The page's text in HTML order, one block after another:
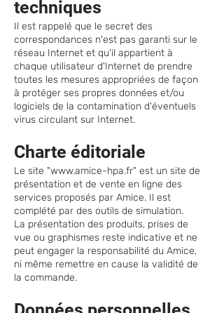
techniques
Il est rappelé que le secret des
correspondances n'est pas garanti sur le
réseau Internet et qu'il appartient à
chaque utilisateur d'Internet de prendre
toutes les mesures appropriées de façon
à protéger ses propres données et/ou
logiciels de la contamination d'éventuels
virus circulant sur Internet.
Charte éditoriale
Le site "www.amice-hpa.fr" est un site de
présentation et de vente en ligne des
services proposés par Amice. Il est
complété par des outils de simulation.
La présentation des produits, prises de
vue ou graphismes reste indicative et ne
peut engager la responsabilité du Amice,
ni même remettre en cause la validité de
la commande.